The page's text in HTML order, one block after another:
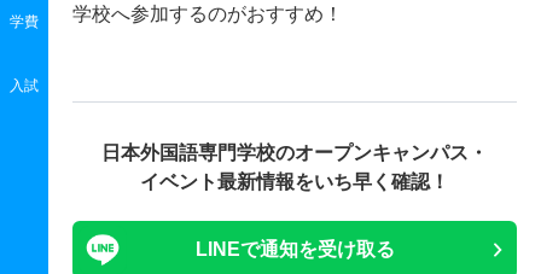
学費
入試
学校へ参加するのがおすすめ！
日本外国語専門学校のオープンキャンパス・
イベント最新情報をいち早く確認！
LINEで通知を受け取る